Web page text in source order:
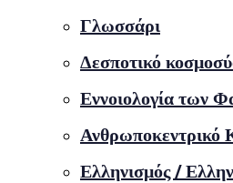
Γλωσσάρι
Δεσποτικό
Εννοιολογία των
Ανθρωποκεντρικό
Ελληνισμός /